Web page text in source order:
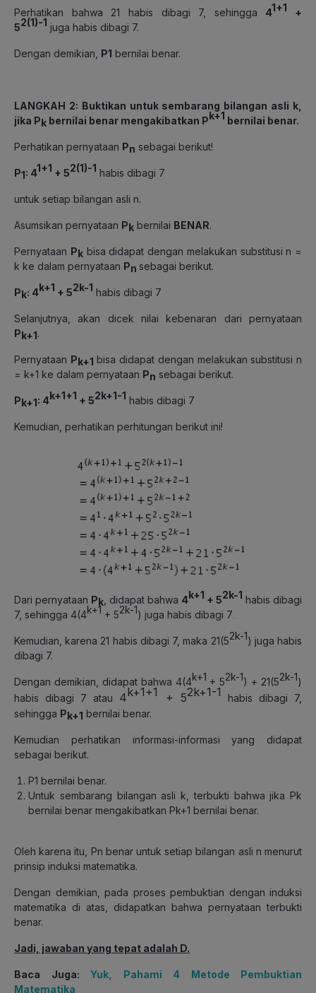
Perhatikan bahwa 21 habis dibagi 7, sehingga 41+1 +
52(1)-1 juga habis dibagi 7.
Dengan demikian, P1 bernilai benar.
LANGKAH 2: Buktikan untuk sembarang bilangan asli k
jika Pk bernilai benar mengakibatkan Pk+1 bernilai benar.
Perhatikan pernyataan Pn sebagai berikut!
P1: 41+1 + 52(1)-1 habis dibagi 7
untuk setiap bilangan asli n.
Asumsikan pernyataan Pk bernilai BENAR.
Pernyataan Pkbisa didapat dengan melakukan substitusi n =
k ke dalam pernyataan Pn sebagai berikut.
Pk: 4k+1 + 52k-1 habis dibagi 7
Selanjutnya, akan dicek nilai kebenaran dari pernyataan
Pk+1.
Pernyataan Pk+1 bisa didapat dengan melakukan substitusi n
= k+1 ke dalam pernyataan Pn sebagai berikut.
Pk+1: 4k+1+1 + 52k+1-1 habis dibagi 7
Kemudian, perhatikan perhitungan berikut ini!
Dari pernyataan Pk , didapat bahwa 4k+1 + 52k-1 habis dibagi
7, sehingga 4(4k+1+ 52k-1) juga habis dibagi 7
Kemudian, karena 21 habis dibagi 7, maka 21(52k-1) juga habis
dibagi 7.
Dengan demikian, didapat bahwa 4(4k+1 + 52k-1) + 21(52k-1)
habis dibagi 7 atau 4k+1+1 + 52k+1-1
habis dibagi 7,
sehingga Pk+1 bernilai benar.
Kemudian perhatikan informasi-informasi yang didapat
sebagai berikut.
P1 bernilai benar.
Untuk sembarang bilangan asli k, terbukti bahwa jika Pk
bernilai benar mengakibatkan Pk+1 bernilai benar.
Oleh karena itu, Pn benar untuk setiap bilangan asli n menurut
prinsip induksi matematika.
Dengan demikian, pada proses pembuktian dengan induksi
matematika di atas, didapatkan bahwa pernyataan terbukti
benar.
Jadi, jawaban yang tepat adalah D.
Baca Juga: Yuk, Pahami 4 Metode Pembuktian
Matematika